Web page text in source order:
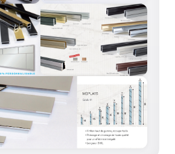
DE PORTE EN VERRE
CORPS